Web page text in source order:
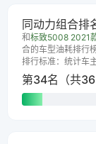
同动力组合排
和标致5008 2021
合的车型油耗排行
排行标准：统计车
第34名（共